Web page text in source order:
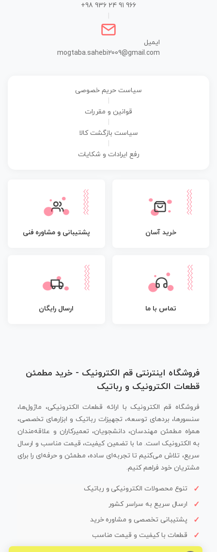
+98 936 24 91 966
ایمیل
mogtaba.sahebi2009@gmail.com
سیاست حریم خصوصی
قوانین و مقررات
سیاست بازگشت کالا
رفع ایرادات و شکایات
خرید آسان پشتیبانی و مشاوره فنی
تماس با ما ارسال رایگان
فروشگاه اینترنتی قم الکترونیک - خرید مطمئن
قطعات الکترونیک و رباتیک
فروشگاه قم الکترونیک با ارائه قطعات الکترونیکی، ماژول‌ها،
سنسورها، بردهای توسعه، تجهیزات رباتیک و ابزارهای تخصصی،
همراه مطمئن مهندسان، دانشجویان، تعمیرکاران و علاقه‌مندان
به الکترونیک است. ما با تضمین کیفیت، قیمت مناسب و ارسال
سریع، تلاش می‌کنیم تا تجربه‌ای ساده، مطمئن و حرفه‌ای را برای
مشتریان خود فراهم کنیم.
تنوع محصولات الکترونیکی و رباتیک
ارسال سریع به سراسر کشور
پشتیبانی تخصصی و مشاوره خرید
قطعات با کیفیت و قیمت مناسب